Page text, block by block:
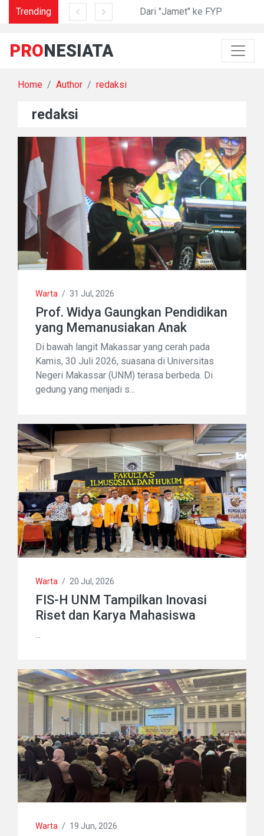
Trending
di Lidah Sani Dari "Jamet" ke FYP
PRONESIATA
Home Author redaksi
redaksi
Warta / 31 Jul, 2026
Prof. Widya Gaungkan Pendidikan
yang Memanusiakan Anak
Di bawah langit Makassar yang cerah pada
Kamis, 30 Juli 2026, suasana di Universitas
Negeri Makassar (UNM) terasa berbeda. Di
gedung yang menjadi s...
Warta / 20 Jul, 2026
FIS-H UNM Tampilkan Inovasi
Riset dan Karya Mahasiswa
Warta / 19 Jun, 2026